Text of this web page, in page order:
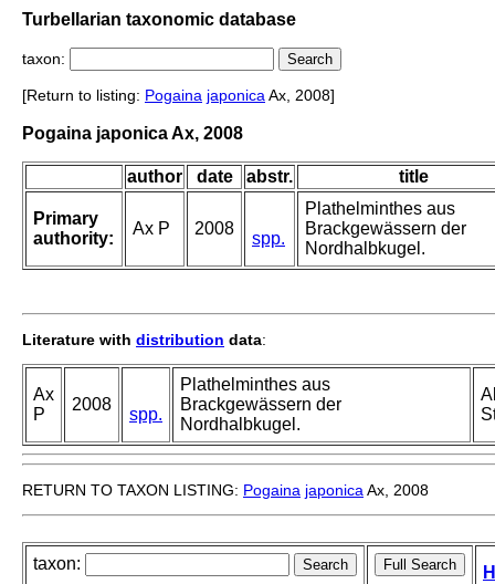
Turbellarian taxonomic database
taxon:
[Return to listing: Pogaina japonicaAx, 2008]
Pogaina japonica Ax, 2008
author date abstr. title
Primary
authority:
Ax P 2008
spp.
Plathelminthes aus
Brackgewässern der
Nordhalbkugel.
Literature with distribution data:
Ax
P
2008
spp.
Plathelminthes aus
Brackgewässern der
Nordhalbkugel.
RETURN TO TAXON LISTING: Pogaina japonica Ax, 2008
taxon: